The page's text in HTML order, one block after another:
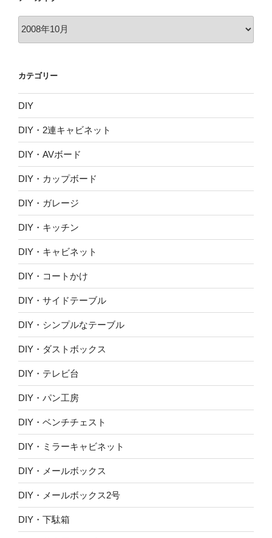
ブ
カテゴリー
DIY
DIY・2連キャビネット
DIY・AVボード
DIY・カップボード
DIY・ガレージ
DIY・キッチン
DIY・キャビネット
DIY・コートかけ
DIY・サイドテーブル
DIY・シンプルなテーブル
DIY・ダストボックス
DIY・テレビ台
DIY・パン工房
DIY・ベンチチェスト
DIY・ミラーキャビネット
DIY・メールボックス
DIY・メールボックス2号
DIY・下駄箱